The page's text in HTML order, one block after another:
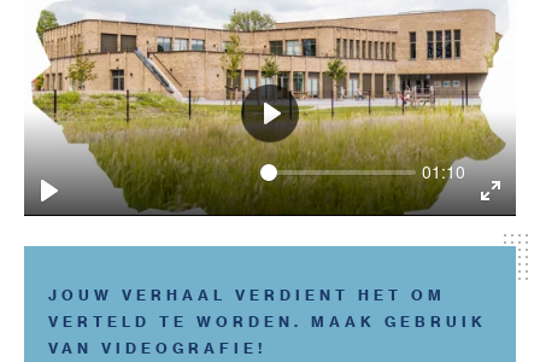
Play
01:10
Enter
Play
JOUW VERHAAL VERDIENT HET OM
VERTELD TE WORDEN. MAAK GEBRUIK
VAN VIDEOGRAFIE!